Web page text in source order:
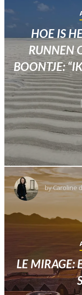
HOE IS
RUNNEN
BOONTJE:
byCaroline
LE MIRAGE: